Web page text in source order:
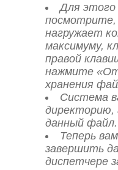
Для этого
посмотрите,
нагружает
максимуму,
правой
нажмите
хранения
Система
директорию,
данный файл.
Теперь
завершить
диспетчере